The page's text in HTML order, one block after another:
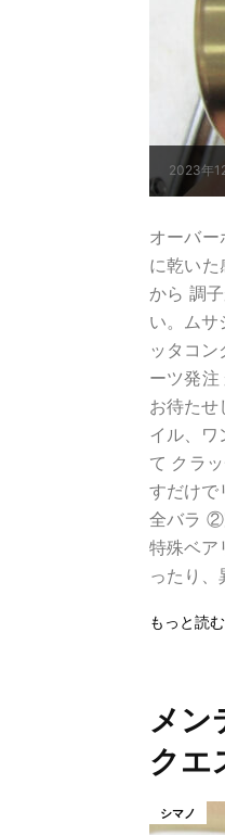
2023年
オーバ
に乾い
から 調
い。ムサ
ッタコ
ーツ発
お待たせ
イル、ワ
て クラ
すだけ
全バラ ②
特殊ベア
ったり
もっと読む
メン
クエ
シマノ